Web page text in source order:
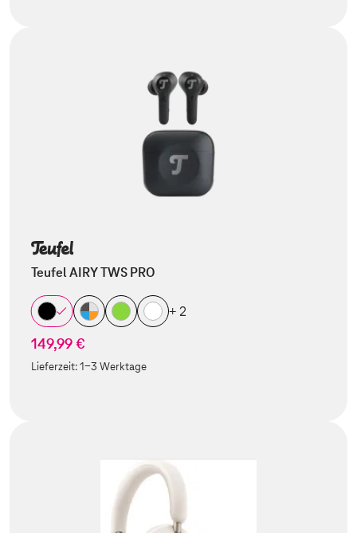
Teufel AIRY TWS PRO
+ 2
149,99 €
Lieferzeit:1-3 Werktage